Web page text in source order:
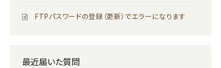
FTPパスワードの登録（更新）でエラーになります
最近届いた質問